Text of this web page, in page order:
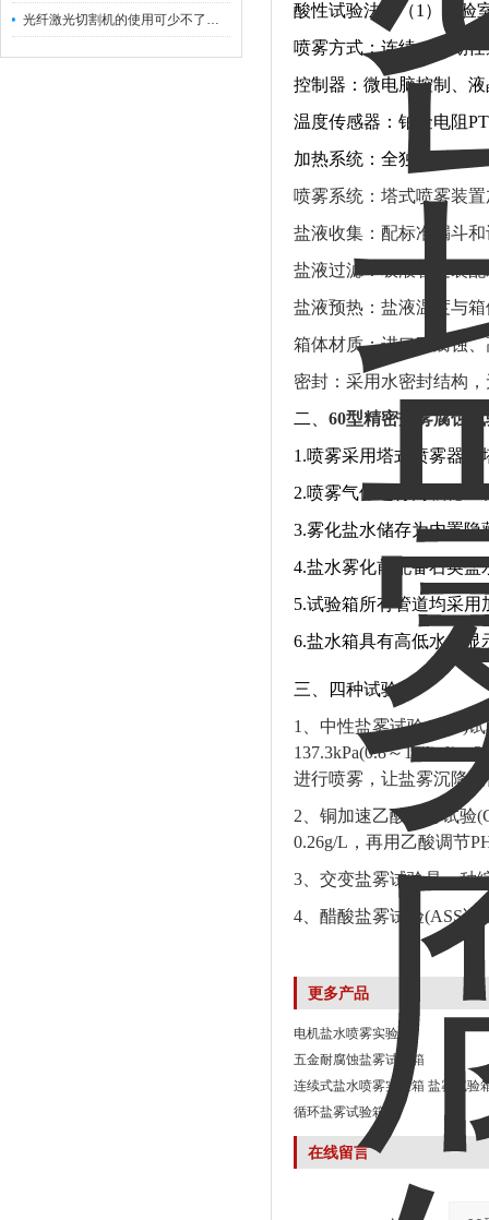
光纤激光切割机的使用可少不了以下步骤
酸性试验法：（1）试
喷雾方式：连续、周期任
控制器：微电脑控制、
温度传感器：铂金电阻
加热系统：全独立系统，
喷雾系统：塔式喷雾装
盐液收集：配标准漏斗
盐液过滤：吸液管处装
盐液预热：盐液温度与
箱体材质：进口耐腐蚀
密封：采用水密封结构
二、 60型精密盐雾腐蚀
1.喷雾采用塔式喷雾器
2.喷雾气体进行两级稳
3.雾化盐水储存为内置
4.盐水雾化前配备石英
5.试验箱所有管道均采
6.盐水箱具有高低水位显
三、四种试验：
1、中性盐雾试验(NSS)
137.3kPa(0.8～1.4kgf/
进行喷雾，让盐雾沉降
2、铜加速乙酸盐雾试验
0.26g/L，再用乙酸调节
3、交变盐雾试验是一种
4、醋酸盐雾试验(ASS
更多产品
电机盐水喷雾实验箱
五金耐腐蚀盐雾试验箱
连续式盐水喷雾实验箱 盐雾试验
循环盐雾试验箱
在线留言